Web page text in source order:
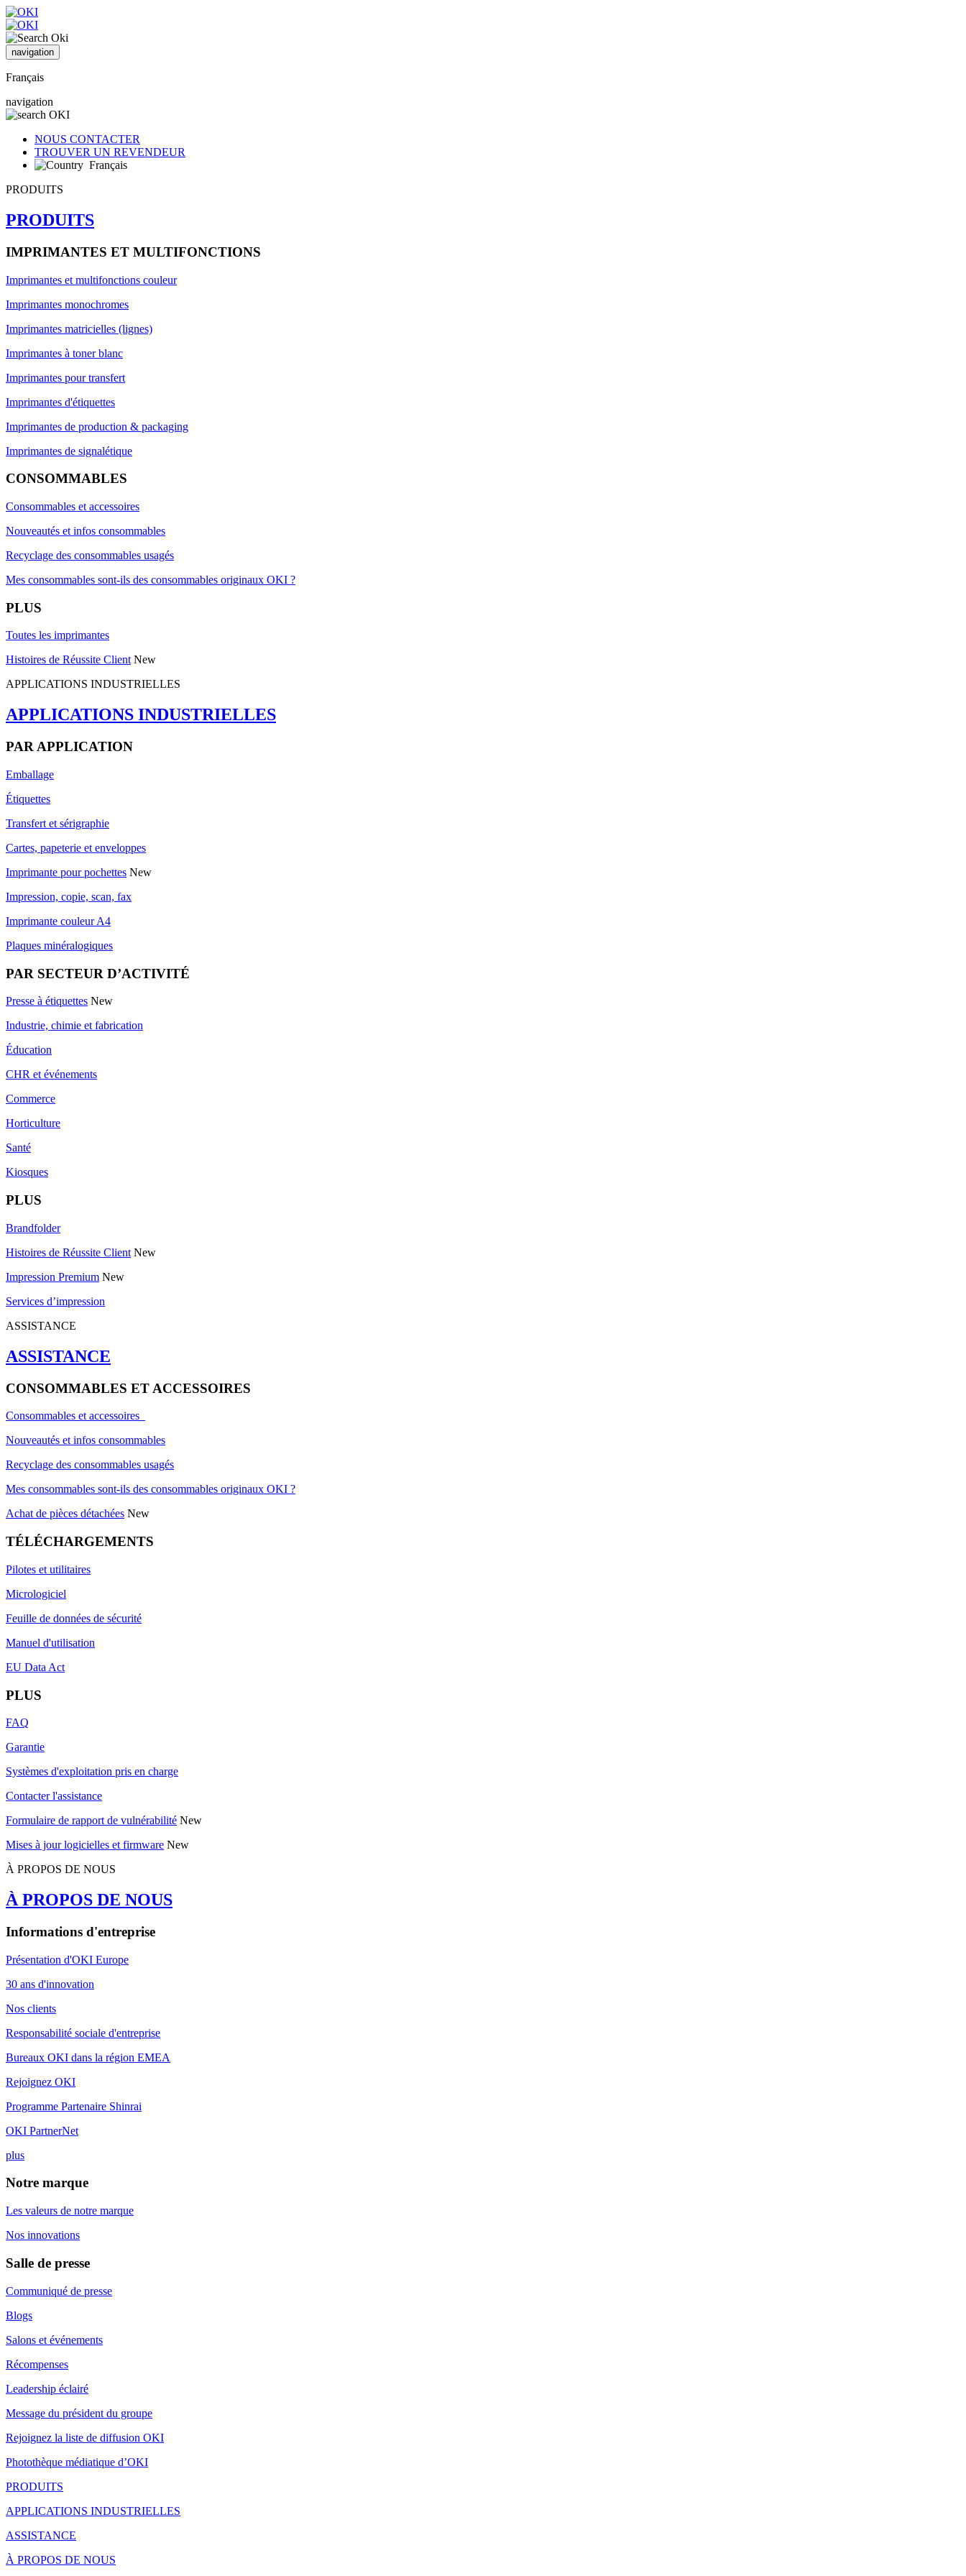
navigation
Français
navigation
NOUS CONTACTER
TROUVER UN REVENDEUR
Français
PRODUITS
PRODUITS
IMPRIMANTES ET MULTIFONCTIONS
Imprimantes et multifonctions couleur
Imprimantes monochromes
Imprimantes matricielles (lignes)
Imprimantes à toner blanc
Imprimantes pour transfert
Imprimantes d'étiquettes
Imprimantes de production & packaging
Imprimantes de signalétique
CONSOMMABLES
Consommables et accessoires
Nouveautés et infos consommables
Recyclage des consommables usagés
Mes consommables sont-ils des consommables originaux OKI ?
PLUS
Toutes les imprimantes
Histoires de Réussite Client New
APPLICATIONS INDUSTRIELLES
APPLICATIONS INDUSTRIELLES
PAR APPLICATION
Emballage
Étiquettes
Transfert et sérigraphie
Cartes, papeterie et enveloppes
Imprimante pour pochettes New
Impression, copie, scan, fax
Imprimante couleur A4
Plaques minéralogiques
PAR SECTEUR D’ACTIVITÉ
Presse à étiquettes New
Industrie, chimie et fabrication
Éducation
CHR et événements
Commerce
Horticulture
Santé
Kiosques
PLUS
Brandfolder
Histoires de Réussite Client New
Impression Premium New
Services d’impression
ASSISTANCE
ASSISTANCE
CONSOMMABLES ET ACCESSOIRES
Consommables et accessoires
Nouveautés et infos consommables
Recyclage des consommables usagés
Mes consommables sont-ils des consommables originaux OKI ?
Achat de pièces détachées New
TÉLÉCHARGEMENTS
Pilotes et utilitaires
Micrologiciel
Feuille de données de sécurité
Manuel d'utilisation
EU Data Act
PLUS
FAQ
Garantie
Systèmes d'exploitation pris en charge
Contacter l'assistance
Formulaire de rapport de vulnérabilité New
Mises à jour logicielles et firmware New
À PROPOS DE NOUS
À PROPOS DE NOUS
Informations d'entreprise
Présentation d'OKI Europe
30 ans d'innovation
Nos clients
Responsabilité sociale d'entreprise
Bureaux OKI dans la région EMEA
Rejoignez OKI
Programme Partenaire Shinrai
OKI PartnerNet
plus
Notre marque
Les valeurs de notre marque
Nos innovations
Salle de presse
Communiqué de presse
Blogs
Salons et événements
Récompenses
Leadership éclairé
Message du président du groupe
Rejoignez la liste de diffusion OKI
Photothèque médiatique d’OKI
PRODUITS
APPLICATIONS INDUSTRIELLES
ASSISTANCE
À PROPOS DE NOUS